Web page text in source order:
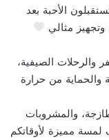
الأحبة بعد
وتجهيز مثالي
والرحلات الصيفية،
والحماية من حرارة
والمشروبات
لمسة مميزة لأوقاتكم